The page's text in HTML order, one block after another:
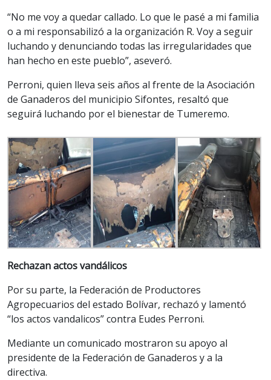
“No me voy a quedar callado. Lo que le pasé a mi familia
o a mi responsabilizó a la organización R. Voy a seguir
luchando y denunciando todas las irregularidades que
han hecho en este pueblo”, aseveró.
Perroni, quien lleva seis años al frente de la Asociación
de Ganaderos del municipio Sifontes, resaltó que
seguirá luchando por el bienestar de Tumeremo.
Rechazan actosvandálicos
Por su parte, la Federación de Productores
Agropecuarios del estado Bolívar, rechazó y lamentó
“los actos vandalicos” contra Eudes Perroni.
Mediante un comunicado mostraron su apoyo al
presidente de la Federación de Ganaderos y a la
directiva.